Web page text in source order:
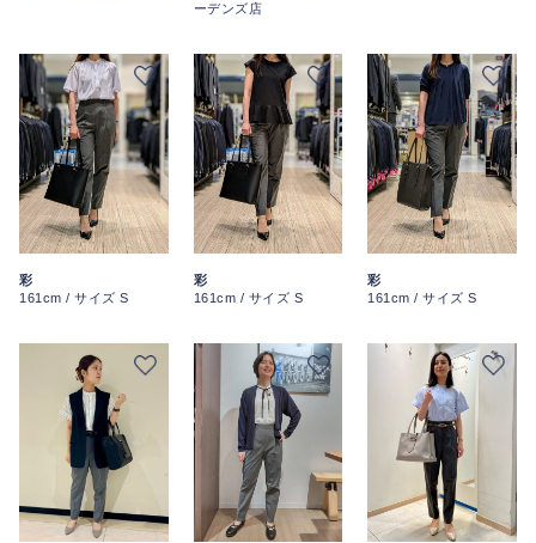
ーデンズ店
彩
161cm / サイズ S
彩
161cm / サイズ S
彩
161cm / サイズ S